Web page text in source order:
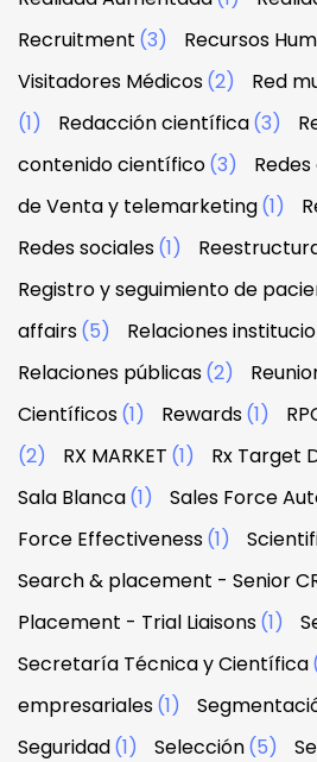
Recruitment (3) Recursos
Visitadores Médicos(2)
Red
(1)
Redacción científica(3)
contenido científico(3)
de Venta y telemarketing(1)
Redes sociales(1)
Registro y seguimiento de
affairs(5) Relaciones
Relaciones públicas(2)
Científicos(1) Rewards(1)
(2)
RX MARKET (1) Rx Target
Sala Blanca(1) Sales Force
Force Effectiveness(1)
Search & placement - Senior
Placement - Trial Liaisons(1)
Secretaría Técnica y Científica
empresariales(1)
Seguridad(1) Selección(5)